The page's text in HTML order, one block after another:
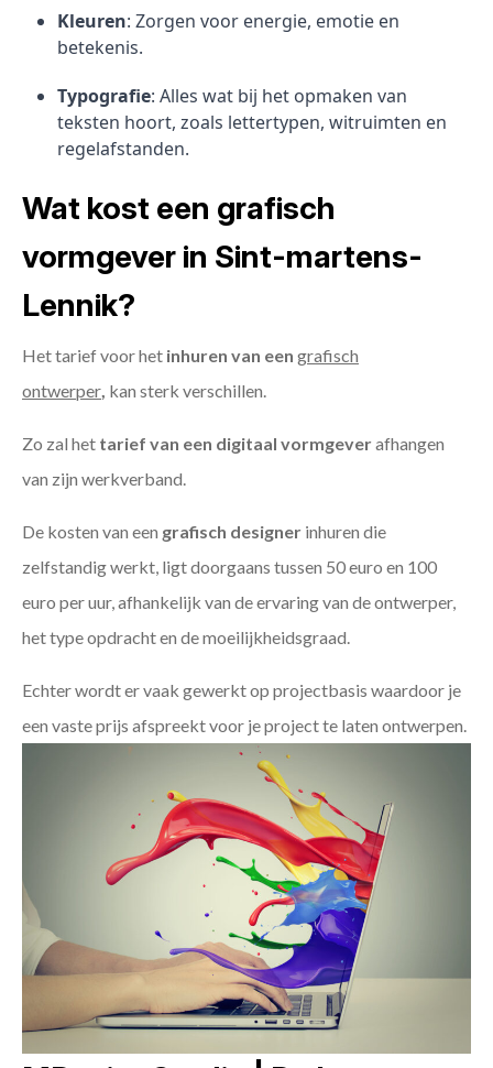
Kleuren: Zorgen voor energie, emotie en
betekenis.
Typografie: Alles wat bij het opmaken van
teksten hoort, zoals lettertypen, witruimten en
regelafstanden.
Wat kost een grafisch
vormgever in Sint-martens-
Lennik?
Het tarief voor het inhuren van een grafisch
ontwerper kan sterk verschillen.
Zo zal het tarief van een digitaal vormgeverafhangen
van zijn werkverband.
De kosten van een grafisch designer inhuren die
zelfstandig werkt, ligt doorgaans tussen 50 euro en 100
euro per uur, afhankelijk van de ervaring van de ontwerper,
het type opdracht en de moeilijkheidsgraad.
Echter wordt er vaak gewerkt op projectbasis waardoor je
een vaste prijs afspreekt voor je project te laten ontwerpen.